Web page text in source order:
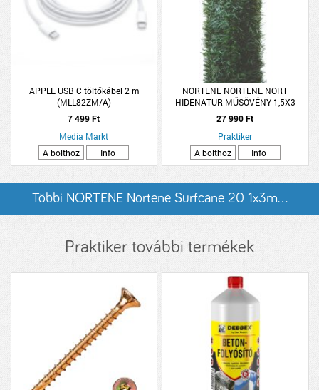
APPLE USB C töltőkábel 2 m
(MLL82ZM/A)
7 499 Ft
Media Markt
A bolthoz
Info
NORTENE NORTENE NORT
HIDENATUR MŰSÖVÉNY 1,5X3
MÉTER, ZÖLD
27 990 Ft
Praktiker
A bolthoz
Info
Többi NORTENE Nortene Surfcane 20 1x3m...
Praktiker további termékek